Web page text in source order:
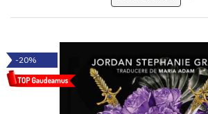
-20%